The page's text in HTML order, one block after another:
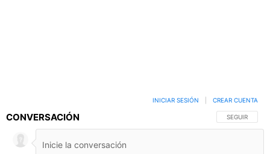
CONVERSACIÓN SIGA ESTA
SEGUIR
INICIAR SESIÓN CREAR CUENTA